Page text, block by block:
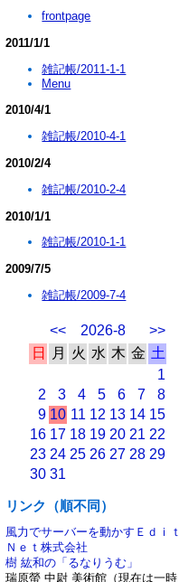
frontpage
2011/1/1
雑記帳/2011-1-1
Menu
2010/4/1
雑記帳/2010-4-1
2010/2/4
雑記帳/2010-2-4
2010/1/1
雑記帳/2010-1-1
2009/7/5
雑記帳/2009-7-4
<< 2026-8
>>
日
月 火 水 木 金 土
1
2
3 4 5 6 7
8
9 10 11 12 13 14 15
16 17 18 19 20 21 22
23 24 25 26 27 28 29
30 31
リンク（順不同）
風力でサーバーを動かすＥｄｉｔ
Ｎｅｔ株式会社
樹 紘和の「るなりうむ」
瑞原螢 中尉 美術館（現在は一時